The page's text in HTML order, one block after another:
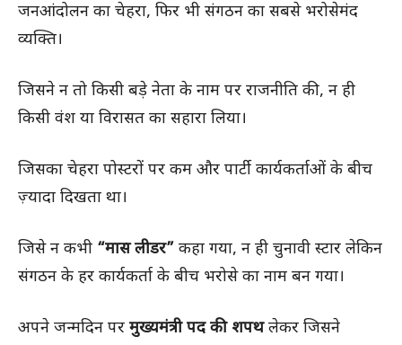
जनआंदोलन का चेहरा, फिर भी संगठन का सबसे भरोसेमंद
व्यक्ति।
जिसने न तो किसी बड़े नेता के नाम पर राजनीति की, न ही
किसी वंश या विरासत का सहारा लिया।
जिसका चेहरा पोस्टरों पर कम और पार्टी कार्यकर्ताओं के बीच
ज़्यादा दिखता था।
जिसे न कभी “मास लीडर” कहा गया, न ही चुनावी स्टार लेकिन
संगठन के हर कार्यकर्ता के बीच भरोसे का नाम बन गया।
अपने जन्मदिन पर मुख्यमंत्री पद की शपथलेकर जिसने